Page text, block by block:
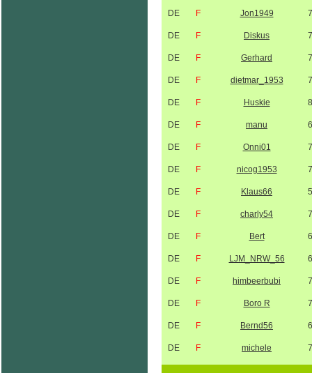
DE F Jon1949
DE F Diskus
DE F Gerhard
DE F dietmar_1953
DE F Huskie
DE F manu
DE F Onni01
DE F nicog1953
DE F Klaus66
DE F charly54
DE F Bert
DE F LJM_NRW_56
DE F himbeerbubi
DE F Boro R
DE F Bernd56
DE F michele